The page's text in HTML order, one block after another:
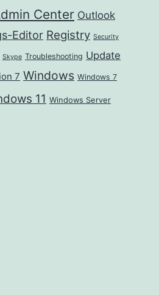
Center Outlook
Editor Registry Security
Skype Troubleshooting Update
7 Windows Windows 7
11 Windows Server